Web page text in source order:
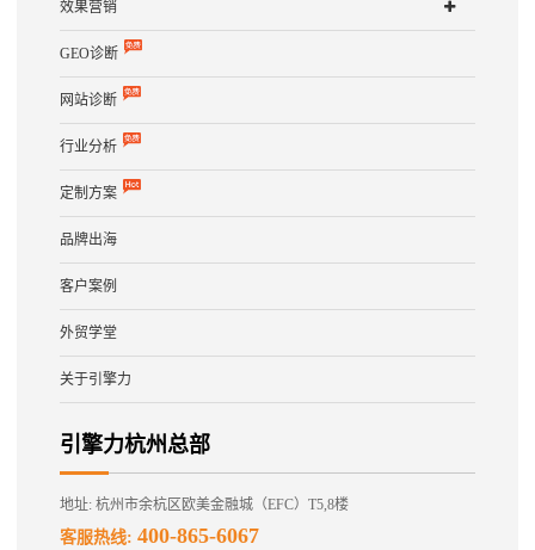
效果营销
GEO诊断
网站诊断
行业分析
定制方案
品牌出海
客户案例
外贸学堂
关于引擎力
引擎力杭州总部
地址: 杭州市余杭区欧美金融城（EFC）T5,8楼
客服热线: 400-865-6067